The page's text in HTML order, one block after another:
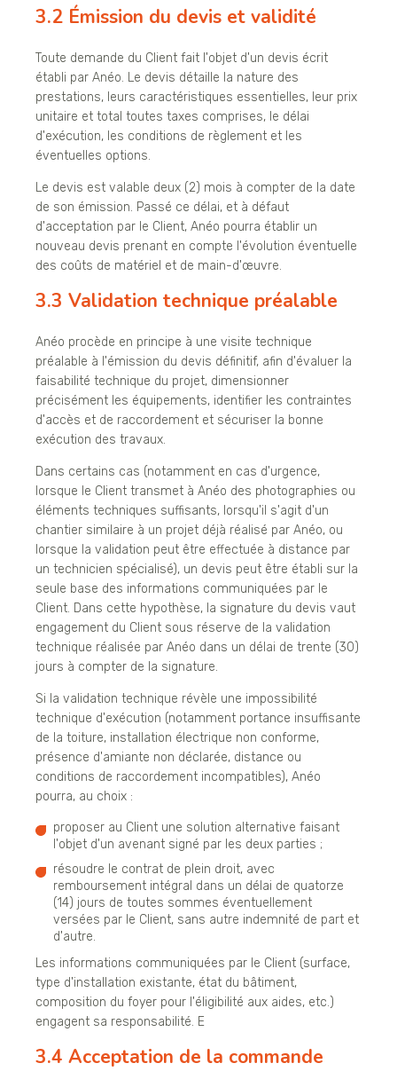
3.2 Émission du devis et validité
Toute demande du Client fait l'objet d'un devis écrit
établi par Anéo. Le devis détaille la nature des
prestations, leurs caractéristiques essentielles, leur prix
unitaire et total toutes taxes comprises, le délai
d'exécution, les conditions de règlement et les
éventuelles options.
Le devis est valable deux (2) mois à compter de la date
de son émission. Passé ce délai, et à défaut
d'acceptation par le Client, Anéo pourra établir un
nouveau devis prenant en compte l'évolution éventuelle
des coûts de matériel et de main-d'œuvre.
3.3 Validation technique préalable
Anéo procède en principe à une visite technique
préalable à l'émission du devis définitif, afin d'évaluer la
faisabilité technique du projet, dimensionner
précisément les équipements, identifier les contraintes
d'accès et de raccordement et sécuriser la bonne
exécution des travaux.
Dans certains cas (notamment en cas d'urgence,
lorsque le Client transmet à Anéo des photographies ou
éléments techniques suffisants, lorsqu'il s'agit d'un
chantier similaire à un projet déjà réalisé par Anéo, ou
lorsque la validation peut être effectuée à distance par
un technicien spécialisé), un devis peut être établi sur la
seule base des informations communiquées par le
Client. Dans cette hypothèse, la signature du devis vaut
engagement du Client sous réserve de la validation
technique réalisée par Anéo dans un délai de trente (30)
jours à compter de la signature.
Si la validation technique révèle une impossibilité
technique d'exécution (notamment portance insuffisante
de la toiture, installation électrique non conforme,
présence d'amiante non déclarée, distance ou
conditions de raccordement incompatibles), Anéo
pourra, au choix :
proposer au Client une solution alternative faisant
l'objet d'un avenant signé par les deux parties ;
résoudre le contrat de plein droit, avec
remboursement intégral dans un délai de quatorze
(14) jours de toutes sommes éventuellement
versées par le Client, sans autre indemnité de part et
d'autre.
Les informations communiquées par le Client (surface,
type d'installation existante, état du bâtiment,
composition du foyer pour l'éligibilité aux aides, etc.)
engagent sa responsabilité. E
3.4 Acceptation de la commande